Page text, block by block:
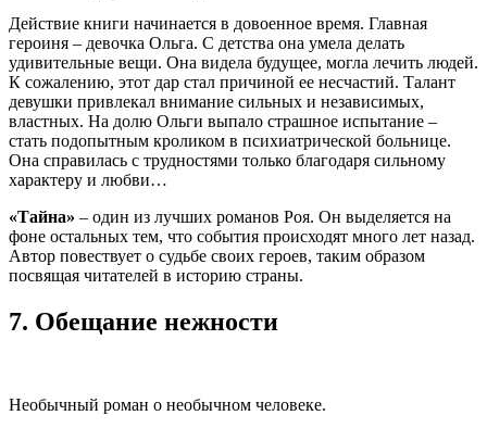
Действие книги начинается в довоенное время. Главная
героиня – девочка Ольга. С детства она умела делать
удивительные вещи. Она видела будущее, могла лечить людей.
К сожалению, этот дар стал причиной ее несчастий. Талант
девушки привлекал внимание сильных и независимых,
властных. На долю Ольги выпало страшное испытание –
стать подопытным кроликом в психиатрической больнице.
Она справилась с трудностями только благодаря сильному
характеру и любви…
«Тайна» – один из лучших романов Роя. Он выделяется на
фоне остальных тем, что события происходят много лет назад.
Автор повествует о судьбе своих героев, таким образом
посвящая читателей в историю страны.
7. Обещание нежности
Необычный роман о необычном человеке.